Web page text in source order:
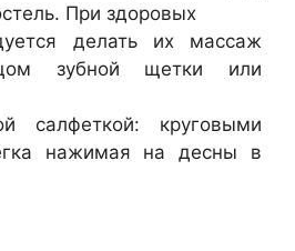
При здоровых
делать их массаж
зубной щетки или
салфеткой: круговыми
нажимая на десны в